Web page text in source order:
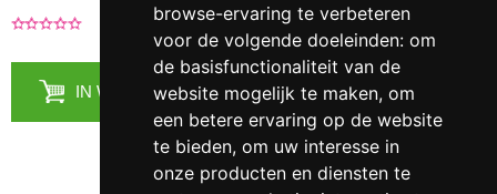
browse-ervaring te verbeteren
voor de volgende doeleinden: om
de basisfunctionaliteit van de
website mogelijk te maken, om
een betere ervaring op de website
te bieden, om uw interesse in
onze producten en diensten te
0 Recensies|Voeg je recensie toe
IN WINKELMANDJE